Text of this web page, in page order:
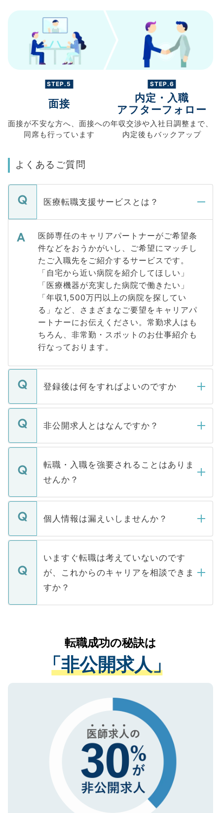
STEP.5
面接
面接が不安な方へ、 面接への
同席も行っています
STEP.6
内定・入職
アフターフォロー
年収交渉や入社日調整まで、
内定後もバックアップ
よくあるご質問
医療転職支援サービスとは？
医師専任のキャリアパートナーがご希望条
件などをおうかがいし、ご希望にマッチし
たご入職先をご紹介するサービスです。
「自宅から近い病院を紹介してほしい」
「医療機器が充実した病院で働きたい」
「年収1,500万円以上の病院を探してい
る」など、さまざまなご要望をキャリアパ
ートナーにお伝えください。常勤求人はも
ちろん、非常勤・スポットのお仕事紹介も
行なっております。
登録後は何をすればよいのですか
ご登録いただきましたら、弊社担当者がご
登録内容を確認し、その後メールもしくは
ます。通常、5営業日以内にはご連絡をせて
いただきますので、しばらくお待ちくださ
非公開求人とはなんですか？
マイナビDOCTORで取り扱っている求人の
うち約3割は、Webサイトからご覧いただ
けない「非公開求人」です。非公開求人は
下記の理由によって、一般には公開してい
ません。
■応募殺到を避けるため 人気のある医療機
関を公にしてしまうと、応募が殺到する場
に、医療機関が求める条件に合った人材の
みを人材紹介会社に依頼するケースが増え
ています。
転職・入職を強要されることはありま
せんか？
転職・入職を強要することは一切ありませ
ん。また、仮に応募先から内定をいただい
定を承諾する必要はありません。内定先へ
の辞退の連絡はキャリアパートナーが行い
個人情報は漏えいしませんか？
個人情報が漏えいすることはありませんの
で、ご安心ください。当サイトからの登録
などで収集したご登録者様の個人情報は、
ご本人のキャリアアップおよび転職活動の
支援を目的に使用いたします。お預かりし
ているすべての個人データはご本人の許可
は、個人情報の取り扱いについての厳密な
管理基準を満たした事業者のみに付与され
る、プライバシーマークを取得済みです。
で、機密保持に関してもご安心ください。
いますぐ転職は考えていないのです
が、これからのキャリアを相談できま
すか？
かがいして、現在の医療機関の状況や紹介
経験をまじえながら、適切なアドバイスを
させていただきます。すぐにご転職をされ
ない方には、長期的なサポートが可能です
ので、まずはご登録ください。
転職成功の秘訣は
「非公開求人」